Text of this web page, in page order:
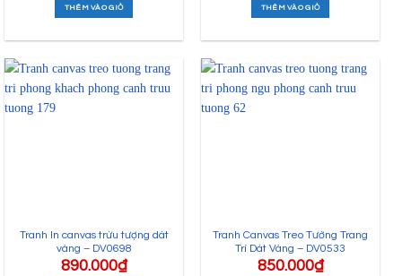
THÊM VÀO GIỎ THÊM VÀO GIỎ
Tranh In canvas trừu tượng dát
vàng – DV0698
890.000₫
Tranh Canvas Treo Tường Trang
Trí Dát Vàng – DV0533
850.000₫